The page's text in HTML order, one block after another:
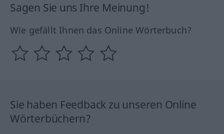
Sagen Sie uns Ihre Meinung!
Wie gefällt Ihnen das Online Wörterbuch?
Sie haben Feedback zu unseren Online
Wörterbüchern?